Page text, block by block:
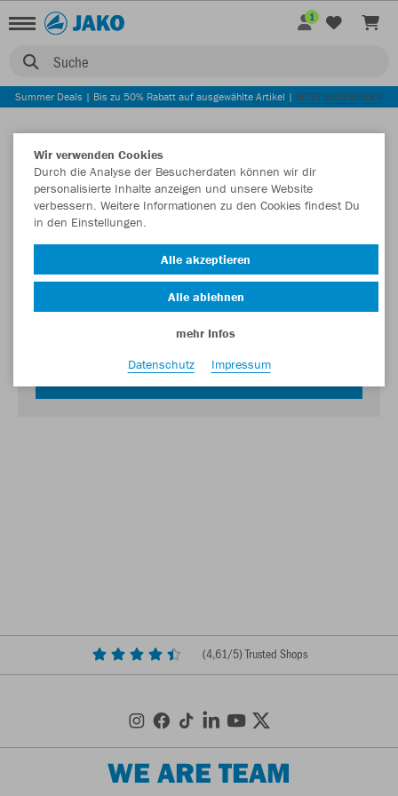
Suche
1
Summer Deals | Bis zu 50% Rabatt auf ausgewählte Artikel | JETZT ENTDECKEN
Login zum Teamshop TSV Altfraunhofen
JETZT EINLOGGEN
(4,61/5) Trusted Shops
WE ARE TEAM
Wir verwenden Cookies
Durch die Analyse der Besucherdaten können wir dir
personalisierte Inhalte anzeigen und unsere Website
verbessern. Weitere Informationen zu den Cookies findest Du
in den Einstellungen.
Alle akzeptieren
Alle ablehnen
mehr Infos
Datenschutz
Impressum